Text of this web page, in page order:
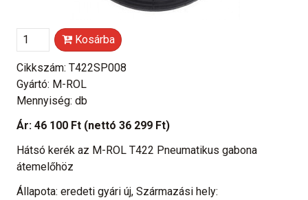
Kosárba
Cikkszám: T422SP008
Gyártó: M-ROL
Mennyiség: db
Ár: 46 100 Ft (nettó 36 299 Ft)
Hátsó kerék az M-ROL T422 Pneumatikus gabona
átemelőhöz
Állapota: eredeti gyári új, Származási hely: